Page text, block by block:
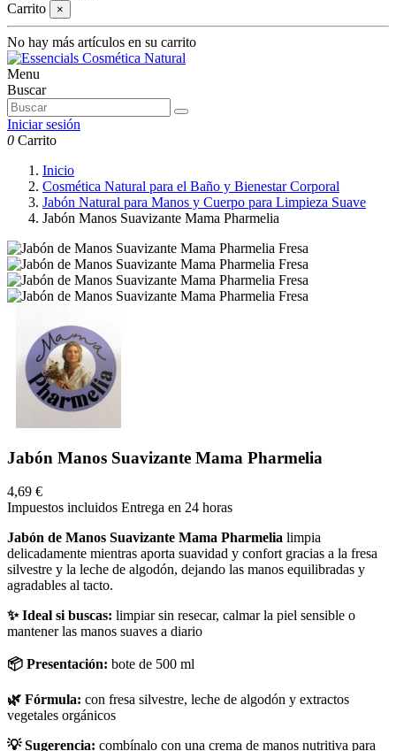
Carrito
×
No hay más artículos en su carrito
Menu
Buscar
Iniciar sesión
0 Carrito
Inicio
Cosmética Natural para el Baño y Bienestar Corporal
Jabón Natural para Manos y Cuerpo para Limpieza Suave
Jabón Manos Suavizante Mama Pharmelia
Jabón Manos Suavizante Mama Pharmelia
4,69 €
Impuestos incluidos Entrega en 24 horas
Jabón de Manos Suavizante Mama Pharmelia limpia
delicadamente mientras aporta suavidad y confort gracias a la fresa
silvestre y la leche de algodón, dejando las manos equilibradas y
agradables al tacto.
✨ Ideal si buscas: limpiar sin resecar, calmar la piel sensible o
mantener las manos suaves a diario
📦 Presentación: bote de 500 ml
🌿 Fórmula: con fresa silvestre, leche de algodón y extractos
vegetales orgánicos
💡 Sugerencia: combínalo con una crema de manos nutritiva para